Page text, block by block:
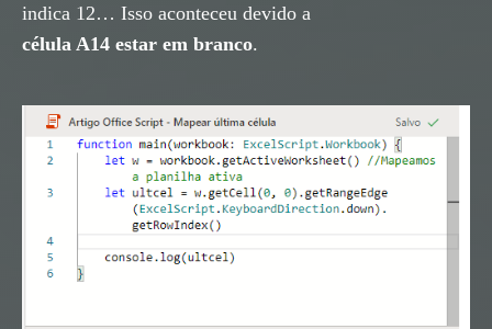
indica 12… Isso aconteceu devido a
célula A14 estar em branco.